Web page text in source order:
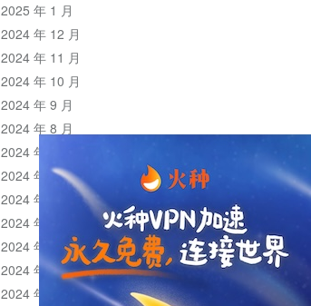
2025 年 1 月
2024 年 12 月
2024 年 11 月
2024 年 10 月
2024 年 9 月
2024 年 8 月
2024 年 7 月
2024 年 6 月
2024 年 5 月
2024 年 4 月
2024 年 3 月
2024 年 2 月
2024 年 1 月